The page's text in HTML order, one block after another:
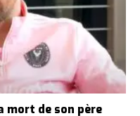
mort de son père